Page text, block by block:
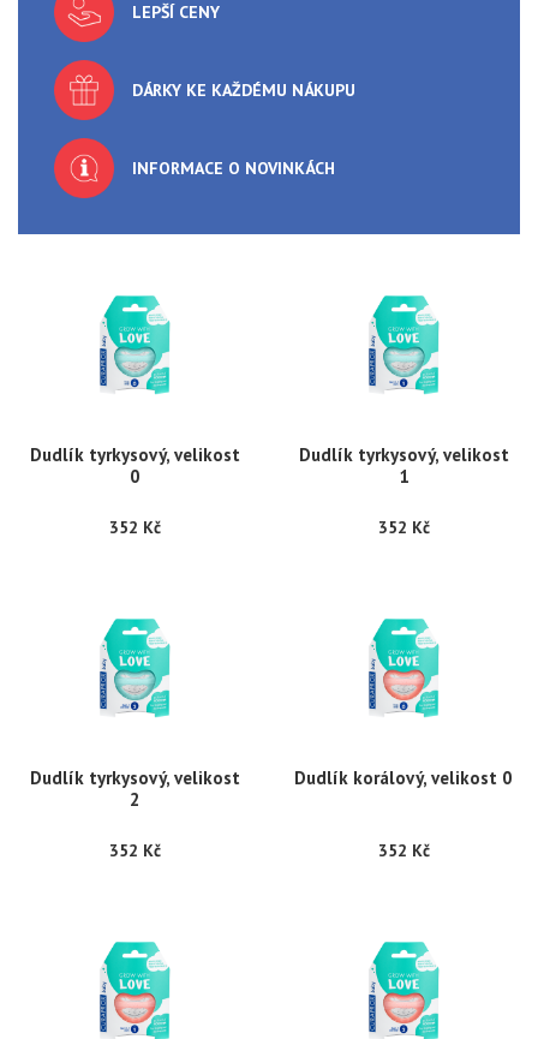
LEPŠÍ CENY
DÁRKY KE KAŽDÉMU NÁKUPU
INFORMACE O NOVINKÁCH
Dudlík tyrkysový, velikost
0
352 Kč
Dudlík tyrkysový, velikost
1
352 Kč
Dudlík tyrkysový, velikost
2
352 Kč
Dudlík korálový, velikost 0
352 Kč